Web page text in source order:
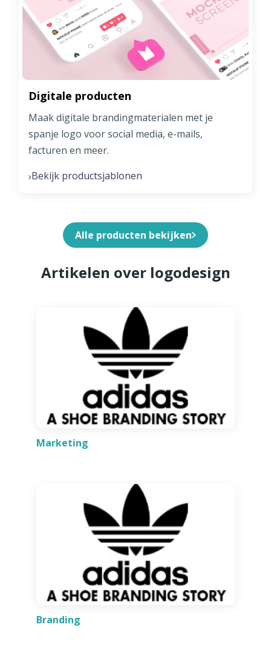
Digitale producten
Maak digitale brandingmaterialen met je
spanje logo voor social media, e-mails,
facturen en meer.
›Bekijk productsjablonen
Alle producten bekijken
Artikelen over logodesign
Marketing
Branding